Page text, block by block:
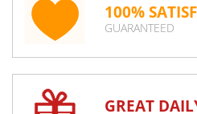
100%
GUARANTEED
GREAT